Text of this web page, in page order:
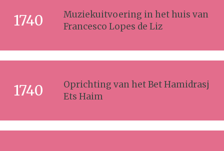
1740
Muziekuitvoering in het huis van
Francesco Lopes de Liz
1740
Oprichting van het Bet Hamidrasj
Ets Haim